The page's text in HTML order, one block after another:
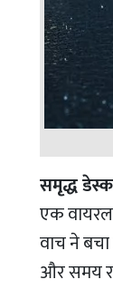
समृद्ध
एक
वाच ने
और समय